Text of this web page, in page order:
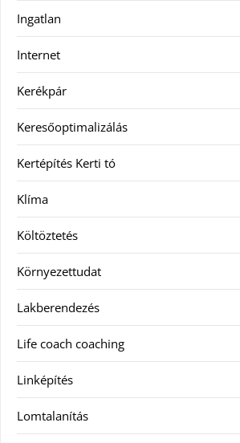
Ingatlan
Internet
Kerékpár
Keresőoptimalizálás
Kertépítés Kerti tó
Klíma
Költöztetés
Környezettudat
Lakberendezés
Life coach coaching
Linképítés
Lomtalanítás